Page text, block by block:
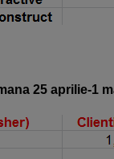
25 aprilie-1